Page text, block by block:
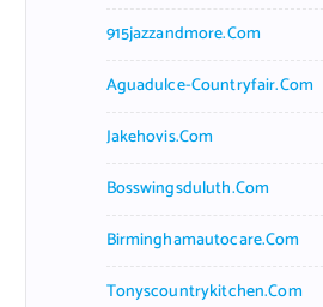
915jazzandmore.com
Aguadulce-Countryfair.com
Jakehovis.com
Bosswingsduluth.com
Birminghamautocare.com
Tonyscountrykitchen.com